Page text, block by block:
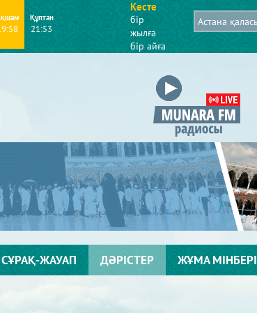
Құптан
21:53
Кесте
бір
жылға
бір айға
СҰРАҚ-ЖАУАП ДӘРІСТЕР ЖҰМА МІНБЕРІ